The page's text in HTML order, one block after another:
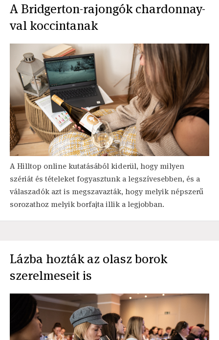
A Bridgerton-rajongók chardonnay-
val koccintanak
A Hilltop online kutatásából kiderül, hogy milyen
szériát és tételeket fogyasztunk a legszívesebben, és a
válaszadók azt is megszavazták, hogy melyik népszerű
sorozathoz melyik borfajta illik a legjobban.
Lázba hozták az olasz borok
szerelmeseit is